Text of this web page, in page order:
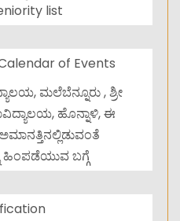
list
of Events
ಮಲೆಬೆನ್ನೂರು , ಶ್ರೀ
ಹೊನ್ನಾಳಿ, ಈ
ಹಿಂಪಡೆಯುವ ಬಗ್ಗೆ